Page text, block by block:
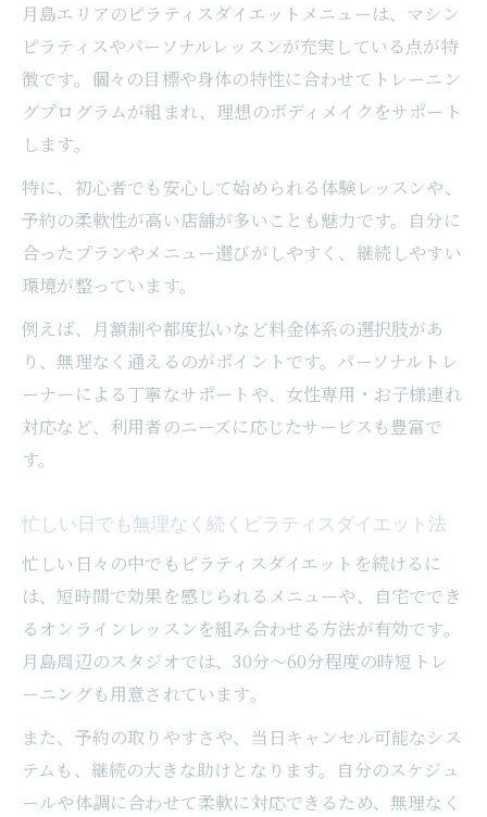
月島エリアのピラティスダイエットメニューは、マシン
ピラティスやパーソナルレッスンが充実している点が特
徴です。個々の目標や身体の特性に合わせてトレーニン
グプログラムが組まれ、理想のボディメイクをサポート
します。
特に、初心者でも安心して始められる体験レッスンや、
予約の柔軟性が高い店舗が多いことも魅力です。自分に
合ったプランやメニュー選びがしやすく、継続しやすい
環境が整っています。
例えば、月額制や都度払いなど料金体系の選択肢があ
り、無理なく通えるのがポイントです。パーソナルトレ
ーナーによる丁寧なサポートや、女性専用・お子様連れ
対応など、利用者のニーズに応じたサービスも豊富で
す。
忙しい日でも無理なく続くピラティスダイエット法
忙しい日々の中でもピラティスダイエットを続けるに
は、短時間で効果を感じられるメニューや、自宅ででき
るオンラインレッスンを組み合わせる方法が有効です。
月島周辺のスタジオでは、30分〜60分程度の時短トレ
ーニングも用意されています。
また、予約の取りやすさや、当日キャンセル可能なシス
テムも、継続の大きな助けとなります。自分のスケジュ
ールや体調に合わせて柔軟に対応できるため、無理なく